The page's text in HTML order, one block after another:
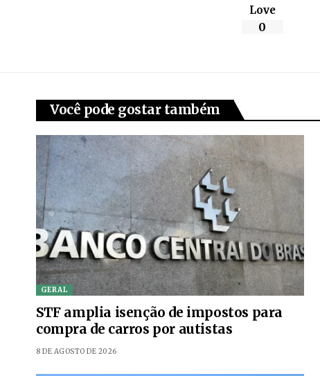
Love
0
Você pode gostar também
GERAL
STF amplia isenção de impostos para
compra de carros por autistas
8 DE AGOSTO DE 2026